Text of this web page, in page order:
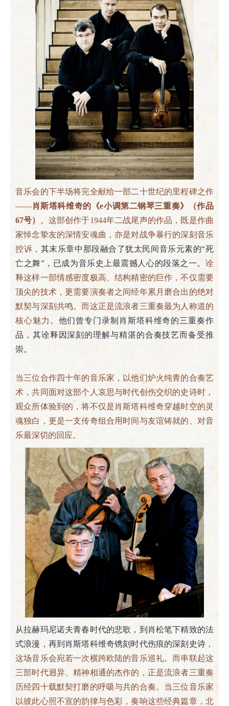
音乐会的下半场将完全献给一部二十世纪的里程碑之作
——肖斯塔科维奇的《e小调第二钢琴三重奏》（作品
67号）
。这部创作于1944年二战尾声的作品，既是作曲
家悼念挚友的深情安魂曲，亦是对战争暴行的深刻音乐
控诉， 其末乐章中那段融合了犹太民间音乐元素的“死
亡之舞”，已成为音乐史上最震撼人心的段落之一。 诠
释这样一部情感密度极高、结构精密的巨作，不仅需要
顶尖的技术，更需要演奏者之间经年累月磨合出的绝对
默契与深刻共鸣。而这正是流浪者三重奏最为人称道的
核心魅力。 他们曾专门录制肖斯塔科维奇的三重奏作
品，其诠释因深刻的理解与精湛的合奏技艺而备受推
崇。
当三位合作四十年的音乐家，以他们炉火纯青的合奏艺
术，共同面对这部个人哀思与时代创伤交织的史诗时，
观众所体验到的，将不仅是肖斯塔科维奇穿越时空的灵
魂独白，更是一支传奇组合用时间与友谊铸就的、对音
乐最深切的回应。
从拉赫玛尼诺夫青春时代的悲歌，到肖松笔下精致的法
式浪漫，再到肖斯塔科维奇镌刻时代伤痕的深刻史诗 ，
这场音乐会宛若一次横跨欧陆的音乐巡礼。而串联起这
三部时代迥异、精神相通的杰作的，正是流浪者三重奏
历经四十载默契打磨的呼吸与共的合奏。当三位音乐家
以彼此心照不宣的韵律与色彩，奏响这些经典篇章，北